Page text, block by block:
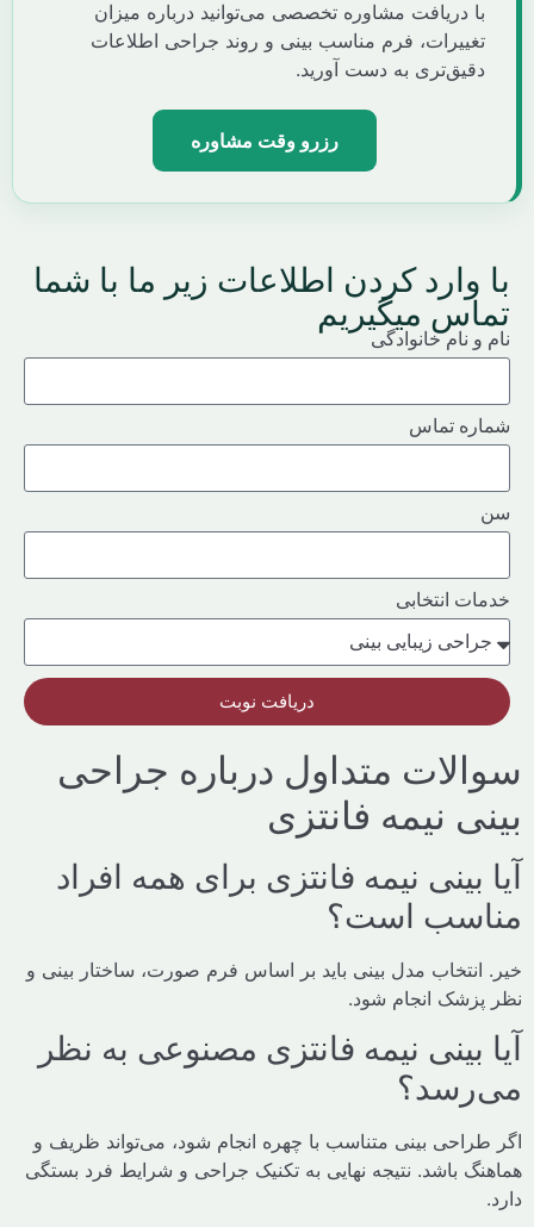
دریافت مشاوره تخصصی می‌توانید درباره میزان
فرم مناسب بینی و روند جراحی اطلاعات
به دست آورید.
رزرو وقت مشاوره
وارد کردن اطلاعات زیر ما با شما
میگیریم
نام خانوادگی
تماس
انتخابی
دریافت نوبت
متداول درباره جراحی
نیمه فانتزی
نیمه فانتزی برای همه افراد
است؟
مدل بینی باید بر اساس فرم صورت، ساختار بینی و
انجام شود.
بینی نیمه فانتزی مصنوعی به نظر
بینی متناسب با چهره انجام شود، می‌تواند ظریف و
باشد. نتیجه نهایی به تکنیک جراحی و شرایط فرد بستگی